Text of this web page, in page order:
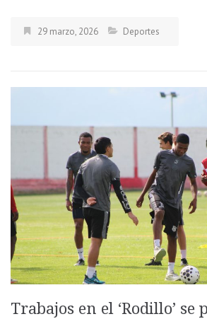
29 marzo, 2026 Deportes
Trabajos en el ‘Rodillo’ se